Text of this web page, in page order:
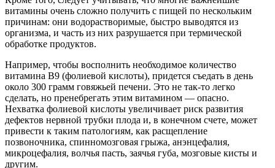
витамины очень сложно получить с пищей по нескольким
причинам: они водорастворимые, быстро выводятся из
организма, и часть из них разрушается при термической
обработке продуктов.
Например, чтобы восполнить необходимое количество
витамина В9 (фолиевой кислоты), придется съедать в день
около 300 грамм говяжьей печени. Это не так-то легко
сделать, но пренебрегать этим витамином — опасно.
Нехватка фолиевой кислоты увеличивает риск развития
дефектов нервной трубки плода и, в конечном счете, может
привести к таким патологиям, как расщепление
позвоночника, спинномозговая грыжа, анэнцефалия,
микроцефалия, волчья пасть, заячья губа, мозговые кисты и
другим.